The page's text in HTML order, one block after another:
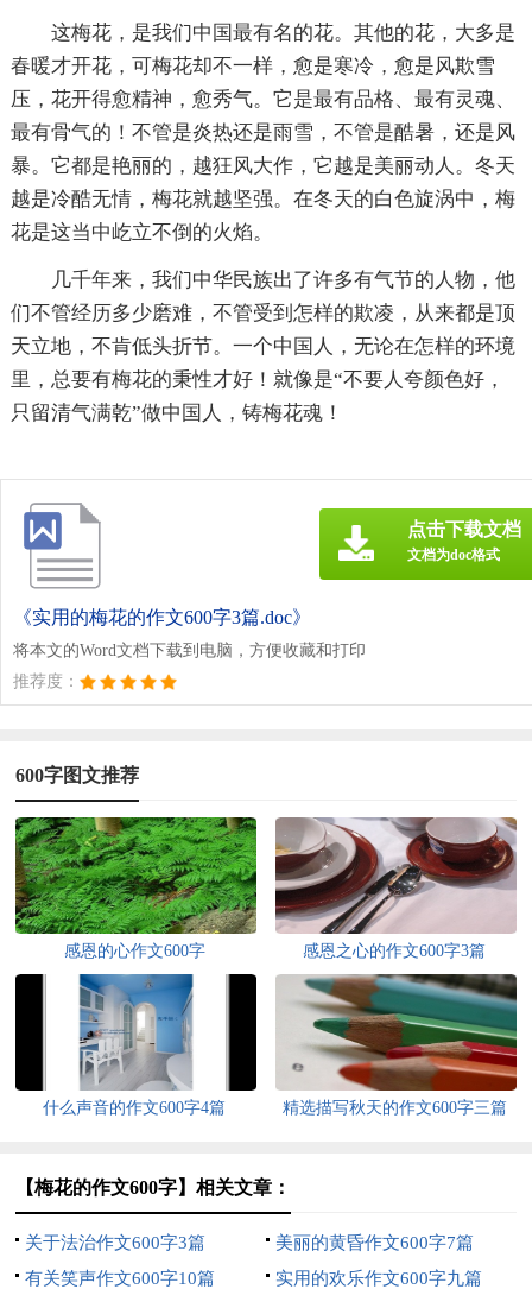
这梅花，是我们中国最有名的花。其他的花，大多是
春暖才开花，可梅花却不一样，愈是寒冷，愈是风欺雪
压，花开得愈精神，愈秀气。它是最有品格、最有灵魂、
最有骨气的！不管是炎热还是雨雪，不管是酷暑，还是风
暴。它都是艳丽的，越狂风大作，它越是美丽动人。冬天
越是冷酷无情，梅花就越坚强。在冬天的白色旋涡中，梅
花是这当中屹立不倒的火焰。
几千年来，我们中华民族出了许多有气节的人物，他
们不管经历多少磨难，不管受到怎样的欺凌，从来都是顶
天立地，不肯低头折节。一个中国人，无论在怎样的环境
里，总要有梅花的秉性才好！就像是“不要人夸颜色好，
只留清气满乾”做中国人，铸梅花魂！
《实用的梅花的作文600字3篇.doc》
将本文的Word文档下载到电脑，方便收藏和打印
推荐度：
点击下载文档
文档为doc格式
600字图文推荐
感恩的心作文600字 感恩之心的作文600字3篇
什么声音的作文600字4篇 精选描写秋天的作文600字三篇
【梅花的作文600字】相关文章：
关于法治作文600字3篇
美丽的黄昏作文600字7篇
有关笑声作文600字10篇
实用的欢乐作文600字九篇